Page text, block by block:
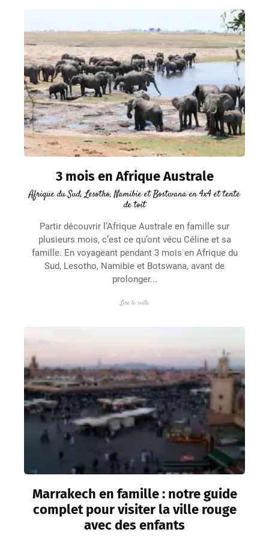
3 mois en Afrique Australe
Afrique du Sud, Lesotho, Namibie et Bostwana en 4x4 et tente
de toit
Partir découvrir l’Afrique Australe en famille sur
plusieurs mois, c’est ce qu’ont vécu Céline et sa
famille. En voyageant pendant 3 mois en Afrique du
Sud, Lesotho, Namibie et Botswana, avant de
prolonger...
Lire la suite
Marrakech en famille : notre guide
complet pour visiter la ville rouge
avec des enfants